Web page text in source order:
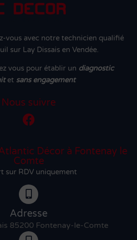
vous avec notre technicien qualifié
sur Lay Dissais en Vendée.
vous pour établir un diagnostic
et sans engagement
Nous suivre
Décor à Fontenay le
Comte
sur RDV uniquement
Adresse
85200 Fontenay-le-Comte